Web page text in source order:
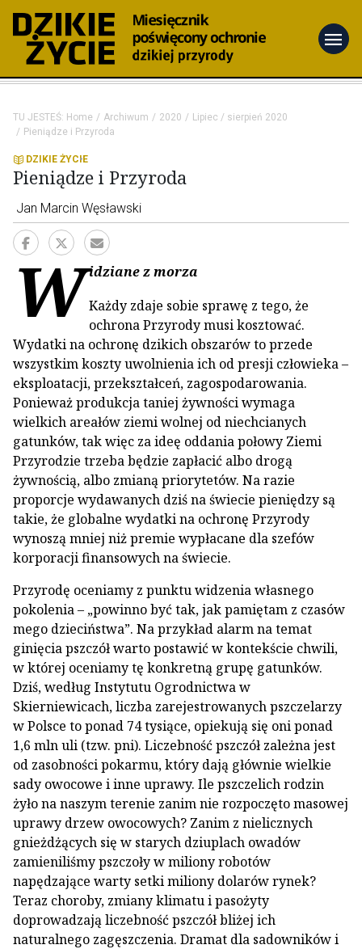
menu
TU JESTEŚ: Home Archiwum 2020
Lipiec / sierpień 2020
Pieniądze i Przyroda
DZIKIE ŻYCIE
Pieniądze i Przyroda
Jan Marcin Węsławski
Widziane z morza
Każdy zdaje sobie sprawę z tego, że
ochrona Przyrody musi kosztować.
Wydatki na ochronę dzikich obszarów to przede
wszystkim koszty uwolnienia ich od presji człowieka –
eksploatacji, przekształceń, zagospodarowania.
Ponieważ produkcja taniej żywności wymaga
wielkich areałów ziemi wolnej od niechcianych
gatunków, tak więc za ideę oddania połowy Ziemi
Przyrodzie trzeba będzie zapłacić albo drogą
żywnością, albo zmianą priorytetów. Na razie
proporcje wydawanych dziś na świecie pieniędzy są
takie, że globalne wydatki na ochronę Przyrody
wynoszą mniej niż premie wypłacane dla szefów
korporacji finansowych na świecie.
Przyrodę oceniamy z punktu widzenia własnego
pokolenia – „powinno być tak, jak pamiętam z czasów
mego dzieciństwa”. Na przykład alarm na temat
ginięcia pszczół warto postawić w kontekście chwili,
w której oceniamy tę konkretną grupę gatunków.
Dziś, według Instytutu Ogrodnictwa w
Skierniewicach, liczba zarejestrowanych pszczelarzy
w Polsce to ponad 74 tysiące, opiekują się oni ponad
1,6 mln uli (tzw. pni). Liczebność pszczół zależna jest
od zasobności pokarmu, który dają głównie wielkie
sady owocowe i inne uprawy. Ile pszczelich rodzin
żyło na naszym terenie zanim nie rozpoczęto masowej
uprawy drzew owocowych? Zanim z nielicznych
gnieżdżących się w starych dziuplach owadów
zamieniliśmy pszczoły w miliony robotów
napędzające warty setki miliony dolarów rynek?
Teraz choroby, zmiany klimatu i pasożyty
doprowadzają liczebność pszczół bliżej ich
naturalnego zagęszczenia. Dramat dla sadowników i